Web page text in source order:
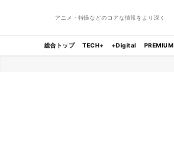
アニメ・特撮などのコアな情報をより深く
総合トップ TECH+ +Digital PREMIUM